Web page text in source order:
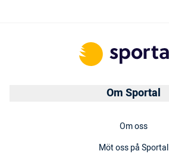
Om Sportal
Om oss
Möt oss på Sportal